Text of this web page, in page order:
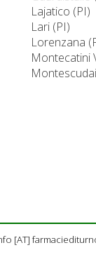
Lajatico (PI)
Lari (PI)
Lorenzana
Montecatini
[AT]